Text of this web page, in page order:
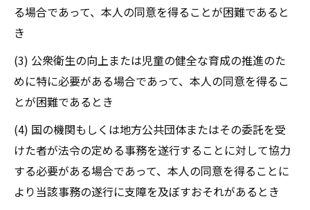
る場合であって、本人の同意を得ることが困難であると
き
(3) 公衆衛生の向上または児童の健全な育成の推進のた
めに特に必要がある場合であって、本人の同意を得るこ
とが困難であるとき
(4) 国の機関もしくは地方公共団体またはその委託を受
けた者が法令の定める事務を遂行することに対して協力
する必要がある場合であって、本人の同意を得ることに
より当該事務の遂行に支障を及ぼすおそれがあるとき